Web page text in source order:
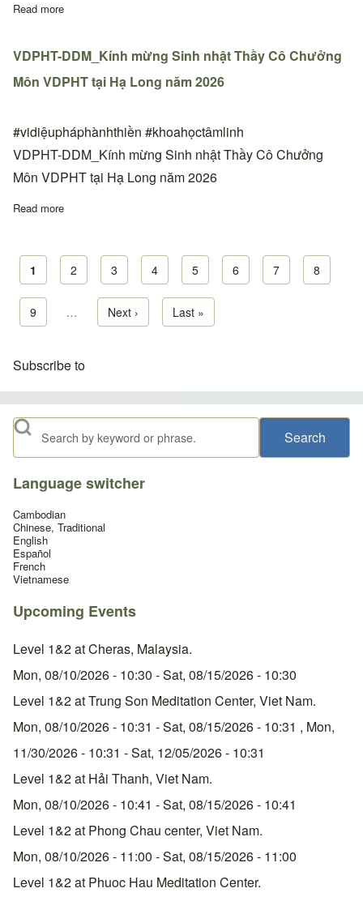
Read more
VDPHT-DDM_Kính mừng Sinh nhật Thầy Cô Chưởng
Môn VDPHT tại Hạ Long năm 2026
#vidiệupháphànhthiền #khoahọctâmlinh
VDPHT-DDM_Kính mừng Sinh nhật Thầy Cô Chưởng
Môn VDPHT tại Hạ Long năm 2026
Read more
Pagination
Current page
1 Page
2 Page
3 Page
4 Page
5 Page
6 Page
7 Page
8
Page
9 … Next page
Next › Last page
Last »
Subscribe to
Search
Language switcher
Cambodian
Chinese, Traditional
English
Español
French
Vietnamese
Upcoming Events
Level 1&2 at Cheras, Malaysia.
Mon, 08/10/2026 - 10:30 -Sat, 08/15/2026 - 10:30
Level 1&2 at Trung Son Meditation Center, Viet Nam.
Mon, 08/10/2026 - 10:31 -Sat, 08/15/2026 - 10:31 , Mon,
11/30/2026 - 10:31 -Sat, 12/05/2026 - 10:31
Level 1&2 at Hải Thanh, Viet Nam.
Mon, 08/10/2026 - 10:41 -Sat, 08/15/2026 - 10:41
Level 1&2 at Phong Chau center, Viet Nam.
Mon, 08/10/2026 - 11:00 -Sat, 08/15/2026 - 11:00
Level 1&2 at Phuoc Hau Meditation Center.